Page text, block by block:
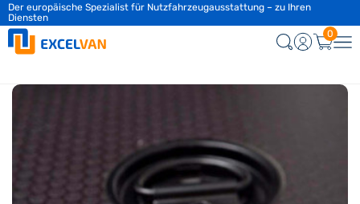
Der europäische Spezialist für Nutzfahrzeugausstattung – zu Ihren
Diensten
Kundendienst täglich von 9:00 bis 12:00 Uhr & von 13:00 bis 17:00 Uhr
0